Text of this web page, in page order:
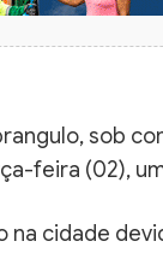
sob
feira (02),
cidade